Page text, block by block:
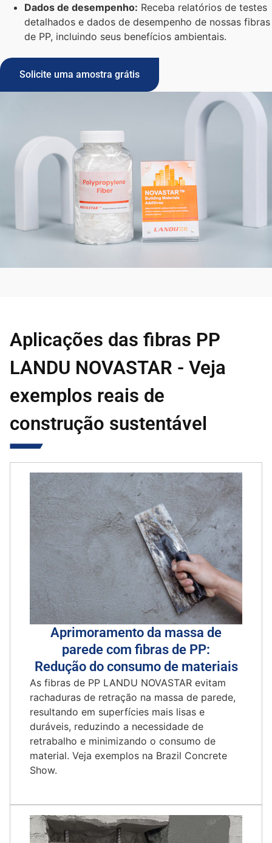
Dados de desempenho: Receba relatórios de testes
detalhados e dados de desempenho de nossas fibras
de PP, incluindo seus benefícios ambientais.
Solicite uma amostra grátis
Aplicações das fibras PP
LANDU NOVASTAR - Veja
exemplos reais de
construção sustentável
Aprimoramento da massa de
parede com fibras de PP:
Redução do consumo de materiais
As fibras de PP LANDU NOVASTAR evitam
rachaduras de retração na massa de parede,
resultando em superfícies mais lisas e
duráveis, reduzindo a necessidade de
retrabalho e minimizando o consumo de
material. Veja exemplos na Brazil Concrete
Show.